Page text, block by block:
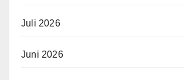
Juli 2026
Juni 2026